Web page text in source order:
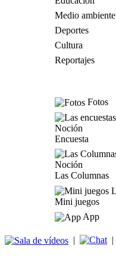
Medio ambiente
Deportes
Cultura
Reportajes
Fotos
Encuesta
Las Columnas
Mini juegos
App
| |